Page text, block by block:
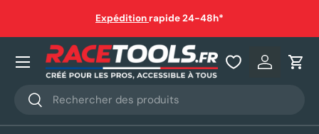
Aller au contenu
Expédition rapide 24-48h*
Recherche
Rechercher
Se
Nos produits